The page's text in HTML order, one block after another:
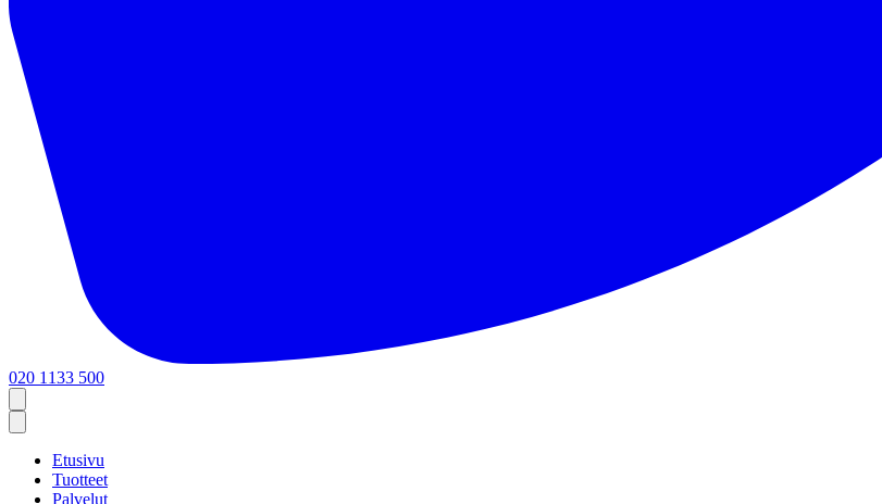
020 1133 500
Etusivu
Tuotteet
Palvelut